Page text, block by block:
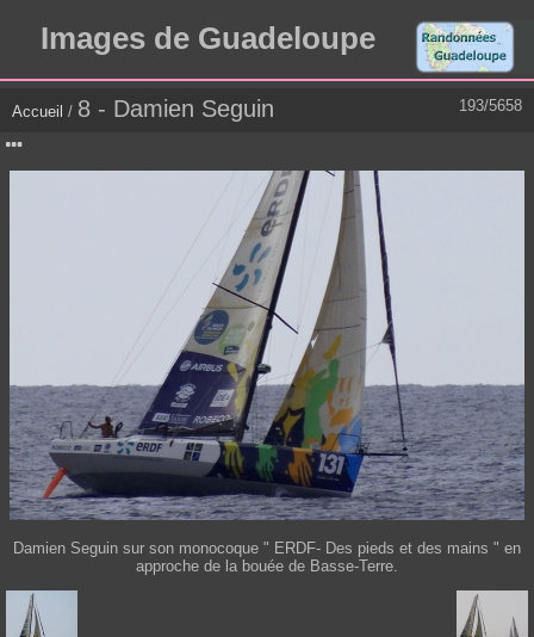
Images de Guadeloupe
193/5658
Accueil / 8 - Damien Seguin
Damien Seguin sur son monocoque " ERDF- Des pieds et des mains " en
approche de la bouée de Basse-Terre.